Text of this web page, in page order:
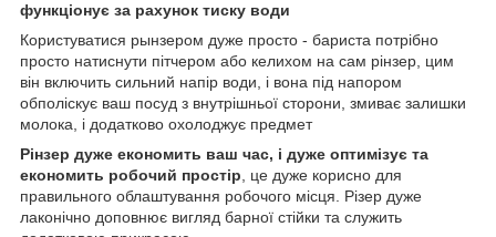
функціонує за рахунок тиску води
Користуватися рынзером дуже просто - бариста потрібно
просто натиснути пітчером або келихом на сам рінзер, цим
він включить сильний напір води, і вона під напором
обполіскує ваш посуд з внутрішньої сторони, змиває залишки
молока, і додатково охолоджує предмет
Рінзер дуже економить ваш час, і дуже оптимізує та
економить робочий простір, це дуже корисно для
правильного облаштування робочого місця. Різер дуже
лаконічно доповнює вигляд барної стійки та служить